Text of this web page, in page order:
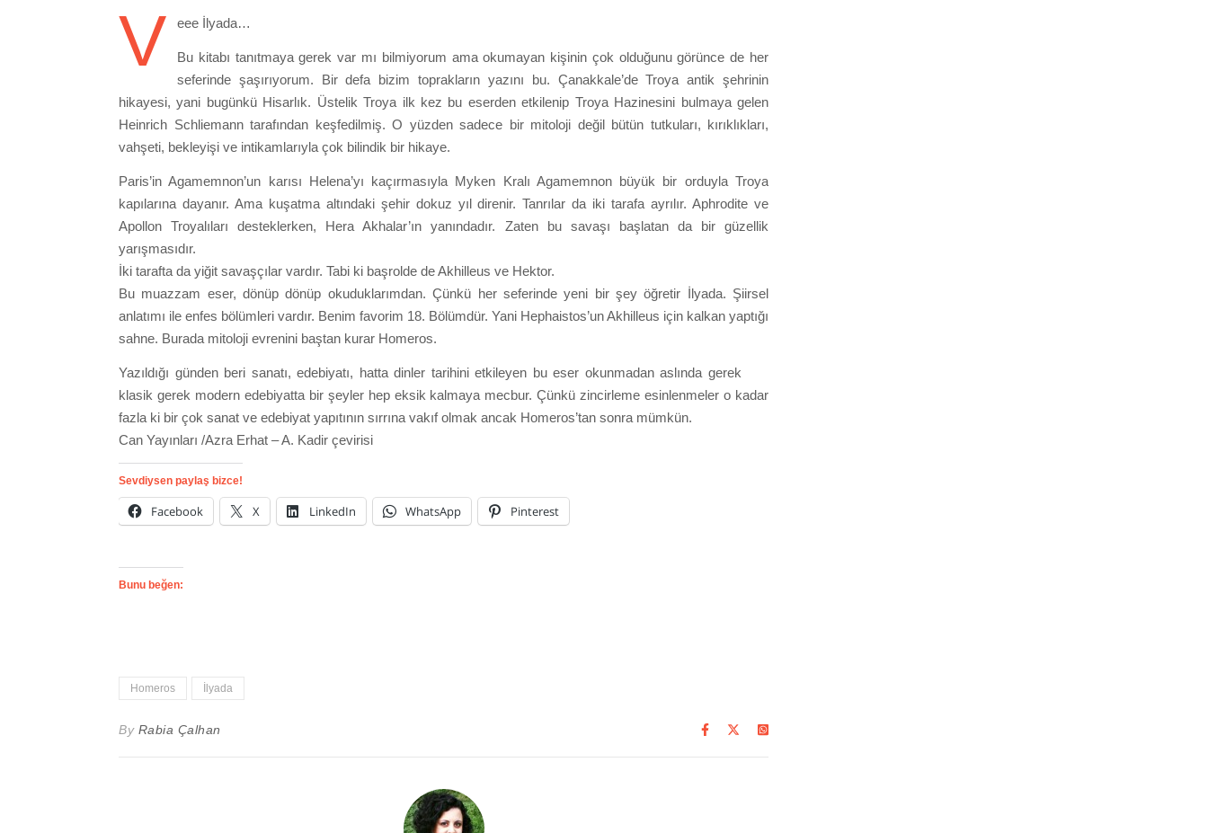
V eee İlyada…
Bu kitabı tanıtmaya gerek var mı bilmiyorum ama okumayan kişinin çok olduğunu görünce de her
seferinde şaşırıyorum. Bir defa bizim toprakların yazını bu. Çanakkale’de Troya antik şehrinin
hikayesi, yani bugünkü Hisarlık. Üstelik Troya ilk kez bu eserden etkilenip Troya Hazinesini bulmaya gelen
Heinrich Schliemann tarafından keşfedilmiş. O yüzden sadece bir mitoloji değil bütün tutkuları, kırıklıkları,
vahşeti, bekleyişi ve intikamlarıyla çok bilindik bir hikaye.
Paris’in Agamemnon’un karısı Helena’yı kaçırmasıyla Myken Kralı Agamemnon büyük bir orduyla Troya
kapılarına dayanır. Ama kuşatma altındaki şehir dokuz yıl direnir. Tanrılar da iki tarafa ayrılır. Aphrodite ve
Apollon Troyalıları desteklerken, Hera Akhalar’ın yanındadır. Zaten bu savaşı başlatan da bir güzellik
yarışmasıdır.
İki tarafta da yiğit savaşçılar vardır. Tabi ki başrolde de Akhilleus ve Hektor.
Bu muazzam eser, dönüp dönüp okuduklarımdan. Çünkü her seferinde yeni bir şey öğretir İlyada. Şiirsel
anlatımı ile enfes bölümleri vardır. Benim favorim 18. Bölümdür. Yani Hephaistos’un Akhilleus için kalkan yaptığı
sahne. Burada mitoloji evrenini baştan kurar Homeros.
Yazıldığı günden beri sanatı, edebiyatı, hatta dinler tarihini etkileyen bu eser okunmadan aslında gerek
klasik gerek modern edebiyatta bir şeyler hep eksik kalmaya mecbur. Çünkü zincirleme esinlenmeler o kadar
fazla ki bir çok sanat ve edebiyat yapıtının sırrına vakıf olmak ancak Homeros’tan sonra mümkün.
Can Yayınları /Azra Erhat – A. Kadir çevirisi
Sevdiysen paylaş bizce!
Facebook X LinkedIn WhatsApp Pinterest
Bunu beğen:
Homeros İlyada
By Rabia Çalhan